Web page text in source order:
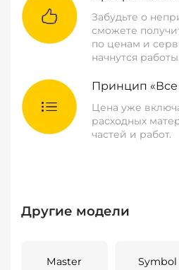
Забудьте о
сможете
по ценам и
начнутся работы.
Принцип
Цена уже
расходных
частей и работ.
Другие модели
Master Symbol